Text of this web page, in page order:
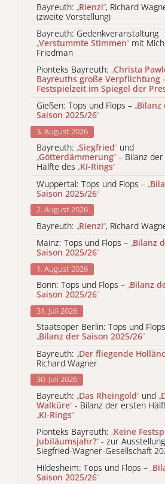
Bayreuth: „Rienzi“, Richard
(zweite Vorstellung)
Bayreuth: Gedenkveranstaltung
„Verstummte Stimmen“ mit
Friedman
Pionteks Bayreuth: „Christa
Bayreuths große Verpflichtung
Festspielzeit im Spiegel der
Gießen: Tops und Flops – „Bilanz
Saison 2025/26“
3. August 2026
Bayreuth: „Siegfried“ und
„Götterdämmerung“ – Bilanz
Hälfte des „KI-Rings“
Wuppertal: Tops und Flops – „
Saison 2025/26“
2. August 2026
Bayreuth: „Rienzi“, Richard
Mainz: Tops und Flops – „Bilanz
Saison 2025/26“
1. August 2026
Bonn: Tops und Flops – „Bilanz
Saison 2025/26“
31. Juli 2026
Staatsoper Berlin: Tops und
„Bilanz der Saison 2025/26“
Bayreuth: „Der fliegende
Richard Wagner
30. Juli 2026
Bayreuth: „Das Rheingold“ und „
Walküre“ - Bilanz der ersten
„KI-Rings“
Pionteks Bayreuth: „Keine
Jubiläumsjahr?“ - zur
Siegfried-Wagner-Gesellschaft
Hildesheim: Tops und Flops – „
Saison 2025/26“